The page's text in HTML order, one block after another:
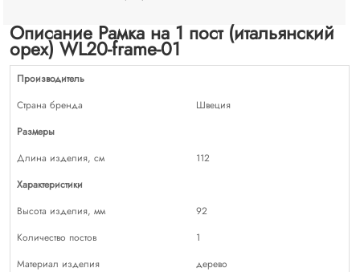
Описание Рамка на 1 пост (итальянский
орех) WL20-frame-01
Производитель
Страна бренда
Швеция
Размеры
Длина изделия, см
112
Характеристики
Высота изделия, мм
92
Количество постов
1
Материал изделия
дерево